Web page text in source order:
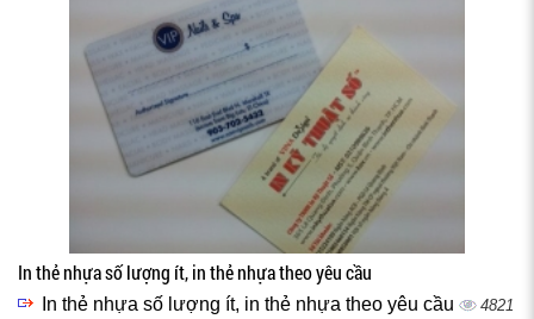
In thẻ nhựa số lượng ít, in thẻ nhựa theo yêu cầu
In thẻ nhựa số lượng ít, in thẻ nhựa theo yêu cầu 4821